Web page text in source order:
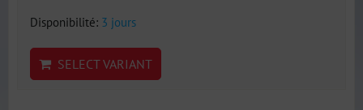
Disponibilité: 3 jours
SELECT VARIANT